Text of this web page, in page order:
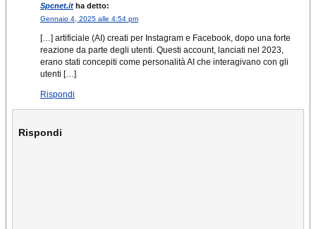
Spcnet.it ha detto:
Gennaio 4, 2025 alle 4:54 pm
[…] artificiale (AI) creati per Instagram e Facebook, dopo una forte
reazione da parte degli utenti. Questi account, lanciati nel 2023,
erano stati concepiti come personalità AI che interagivano con gli
utenti […]
Rispondi
Rispondi